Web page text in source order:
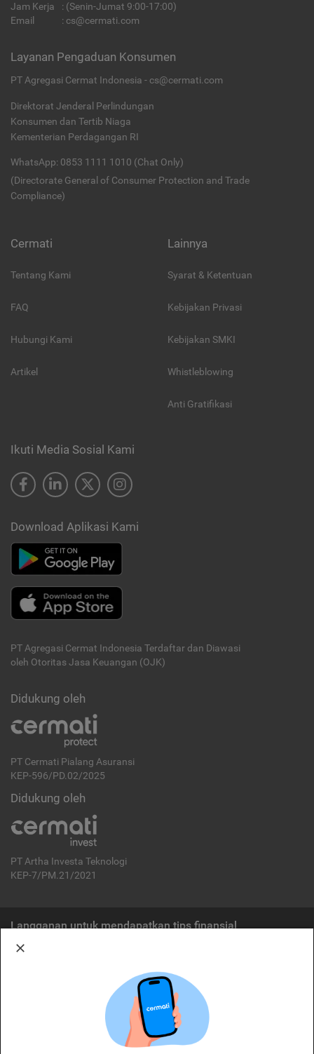
Jam Kerja
: (Senin-Jumat 9:00-17:00)
Email
: cs@cermati.com
Layanan Pengaduan Konsumen
PT Agregasi Cermat Indonesia - cs@cermati.com
Direktorat Jenderal Perlindungan
Konsumen dan Tertib Niaga
Kementerian Perdagangan RI
WhatsApp: 0853 1111 1010 (Chat Only)
(Directorate General of Consumer Protection and Trade
Compliance)
Cermati
Tentang Kami
FAQ
Hubungi Kami
Artikel
Lainnya
Syarat & Ketentuan
Kebijakan Privasi
Kebijakan SMKI
Whistleblowing
Anti Gratifikasi
Ikuti Media Sosial Kami
Download Aplikasi Kami
PT Agregasi Cermat Indonesia Terdaftar dan Diawasi
oleh Otoritas Jasa Keuangan (OJK)
Didukung oleh
PT Cermati Pialang Asuransi
KEP-596/PD.02/2025
Didukung oleh
PT Artha Investa Teknologi
KEP-7/PM.21/2021
Langganan untuk mendapatkan tips finansial
Cermati merupakan penyelenggara agregasi jasa keuangan yang terdaftar di
OJK. Oleh karena itu, produk dan/atau layanan jasa keuangan yang
ditawarkan bukan merupakan produk dan/atau layanan jasa keuangan yang
diterbitkan oleh Cermati dan Cermati tidak bertanggung jawab atas tuntutan